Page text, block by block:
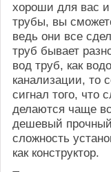
хороши для вас
трубы, вы
ведь они все
труб бывает
вод труб, как
канализации, то
сигнал того, что
делаются чаще
дешевый
сложность
как конструктор.